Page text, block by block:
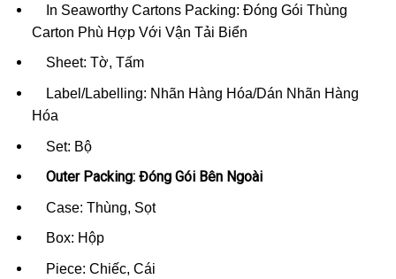
In Seaworthy Cartons Packing: Đóng Gói Thùng
Carton Phù Hợp Với Vận Tải Biển
Sheet: Tờ, Tấm
Label/Labelling: Nhãn Hàng Hóa/Dán Nhãn Hàng
Hóa
Set: Bộ
Outer Packing: Đóng Gói Bên Ngoài
Case: Thùng, Sọt
Box: Hộp
Piece: Chiếc, Cái